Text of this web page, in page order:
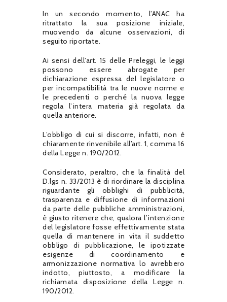
In un secondo momento, l’ANAC ha
ritrattato la sua posizione iniziale,
muovendo da alcune osservazioni, di
seguito riportate.
Ai sensi dell’art. 15 delle Preleggi, le leggi
possono essere abrogate per
dichiarazione espressa del legislatore o
per incompatibilità tra le nuove norme e
le precedenti o perché la nuova legge
regola l’intera materia già regolata da
quella anteriore.
L’obbligo di cui si discorre, infatti, non è
chiaramente rinvenibile all’art. 1, comma 16
della Legge n. 190/2012.
Considerato, peraltro, che la finalità del
D.lgs n. 33/2013 è di riordinare la disciplina
riguardante gli obblighi di pubblicità,
trasparenza e diffusione di informazioni
da parte delle pubbliche amministrazioni,
è giusto ritenere che, qualora l’intenzione
del legislatore fosse effettivamente stata
quella di mantenere in vita il suddetto
obbligo di pubblicazione, le ipotizzate
esigenze di coordinamento e
armonizzazione normativa lo avrebbero
indotto, piuttosto, a modificare la
richiamata disposizione della Legge n.
190/2012.